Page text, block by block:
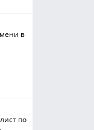
в
по